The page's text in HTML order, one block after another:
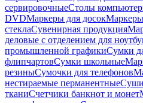
сервировочныеСтолы
DVDМаркеры для досок
стеклаСувенирная продукция
деловые с отделением для
промышленной графикиСумки
флипчартовСумки школьные
резиныСумочки для телефонов
нестираемые перманентные
тканиСчетчики банкнот и монет